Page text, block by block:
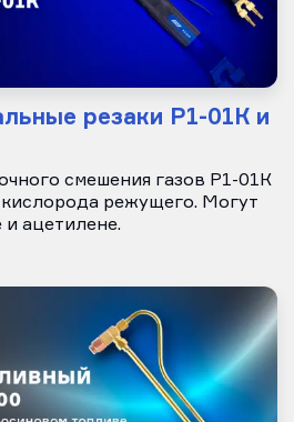
резаки Р1-01К и
смешения газов Р1-01К
режущего. Могут
и ацетилене.